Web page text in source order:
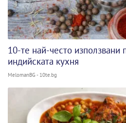
10-те най-често използвани
индийската кухня
MelomanBG - 10te.bg